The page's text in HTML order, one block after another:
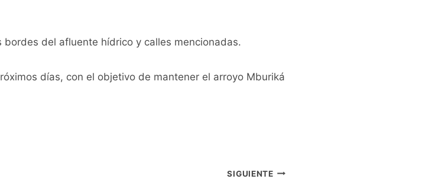
del afluente hídrico y calles mencionadas.
días, con el objetivo de mantener el arroyo Mburiká
SIGUIENTE